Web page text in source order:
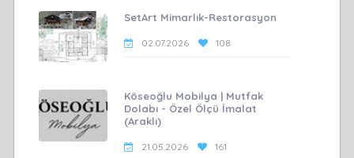
SetArt Mimarlık-Restorasyon
02.07.2026 108
Köseoğlu Mobilya | Mutfak
Dolabı - Özel Ölçü İmalat
(Araklı)
21.05.2026 161